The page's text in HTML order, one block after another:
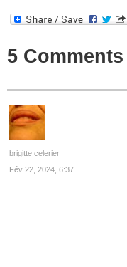
5 Comments
brigitte celerier
Fév 22, 2024, 6:37